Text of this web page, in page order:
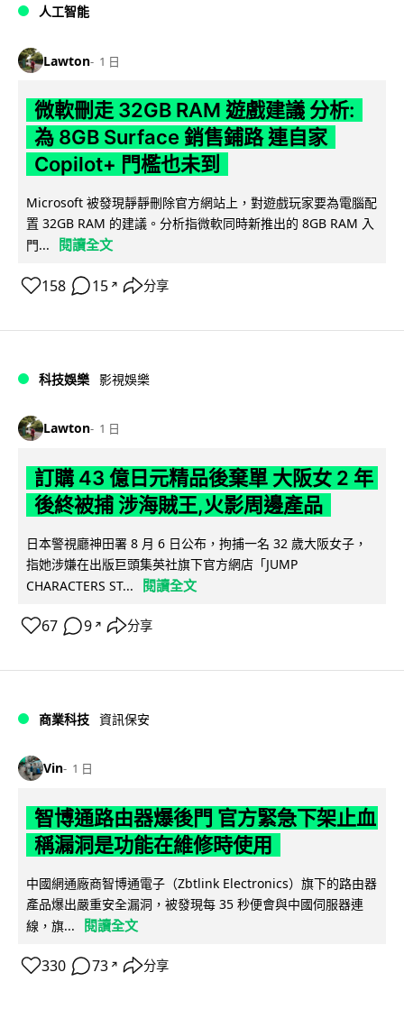
人工智能
Lawton 1 日
微軟刪走 32GB RAM 遊戲建議 分析:
為 8GB Surface 銷售鋪路 連自家
Copilot+ 門檻也未到
Microsoft 被發現靜靜刪除官方網站上，對遊戲玩家要為電腦配
置 32GB RAM 的建議。分析指微軟同時新推出的 8GB RAM 入
門...
閱讀全文
158 15 ↗ 分享
科技娛樂 影視娛樂
Lawton 1 日
訂購 43 億日元精品後棄單 大阪女 2 年
後終被捕 涉海賊王,火影周邊產品
日本警視廳神田署 8 月 6 日公布，拘捕一名 32 歲大阪女子，
指她涉嫌在出版巨頭集英社旗下官方網店「JUMP
CHARACTERS ST...
閱讀全文
67 9 ↗ 分享
商業科技 資訊保安
Vin 1 日
智博通路由器爆後門 官方緊急下架止血
稱漏洞是功能在維修時使用
中國網通廠商智博通電子（Zbtlink Electronics）旗下的路由器
產品爆出嚴重安全漏洞，被發現每 35 秒便會與中國伺服器連
線，旗...
閱讀全文
330 73 ↗ 分享